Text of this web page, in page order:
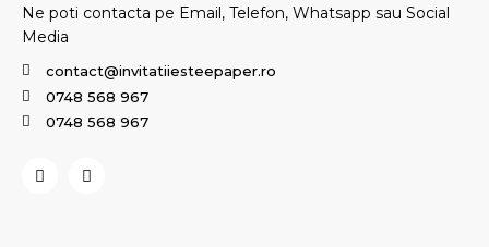
Ne poti contacta pe Email, Telefon, Whatsapp sau Social
Media
contact@invitatiiesteepaper.ro
0748 568 967
0748 568 967